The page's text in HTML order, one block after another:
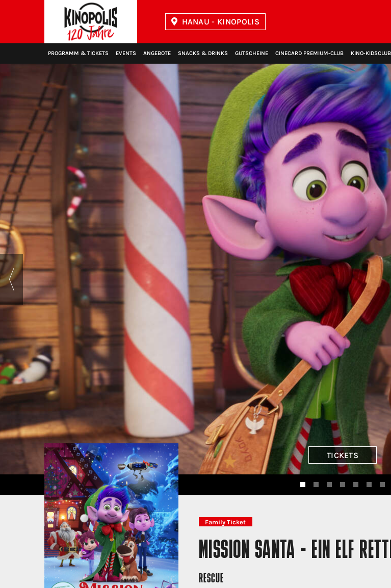
HANAU - KINOPOLIS
PROGRAMM & TICKETS EVENTS ANGEBOTE SNACKS & DRINKS GUTSCHEINE CINECARD PREMIUM‑CLUB KINO‑KIDSCLUB
TICKETS
Family Ticket
MISSION SANTA - EIN ELF
RESCUE